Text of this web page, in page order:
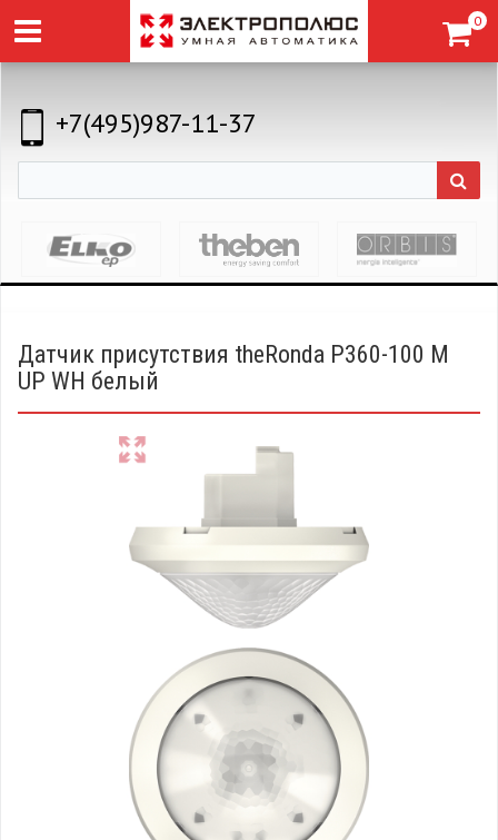
0
+7(495)987-11-37
Датчик присутствия theRonda P360-100 M
UP WH белый